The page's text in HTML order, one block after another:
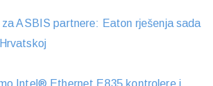
za ASBIS partnere: Eaton rješenja sada